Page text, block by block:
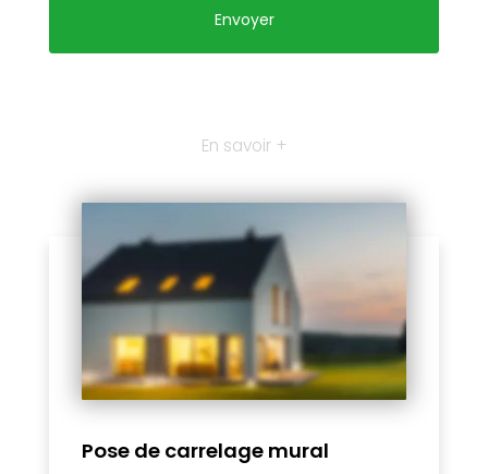
En savoir +
Pose de carrelage mural